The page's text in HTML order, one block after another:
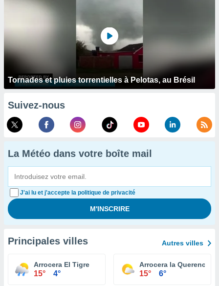
Tornades et pluies torrentielles à Pelotas, au Brésil
Suivez-nous
La Météo dans votre boîte mail
J'ai lu et j'accepte la politique de privacité
Principales villes Autres villes
Arrocera El Tigre
15° 4°
Arrocera la Querencia
15° 6°